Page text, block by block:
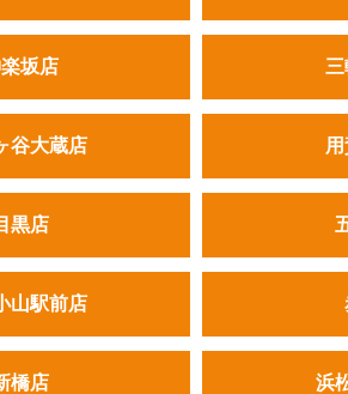
坂店
谷大蔵店
黒店
山駅前店
橋店 浜